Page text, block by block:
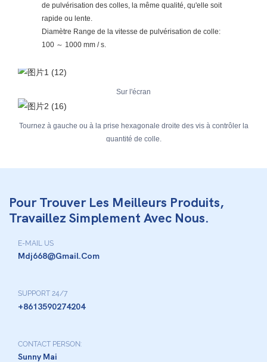
de pulvérisation des colles, la même qualité, qu'elle soit
rapide ou lente.
Diamètre Range de la vitesse de pulvérisation de colle:
100 ～ 1000 mm / s.
Sur l'écran
Tournez à gauche ou à la prise hexagonale droite des vis à contrôler la
quantité de colle.
Pour Trouver Les Meilleurs Produits,
Travaillez Simplement Avec Nous.
E-MAIL US
Mdj668@gmail.com
SUPPORT 24/7
+8613590274204
CONTACT PERSON:
Sunny Mai